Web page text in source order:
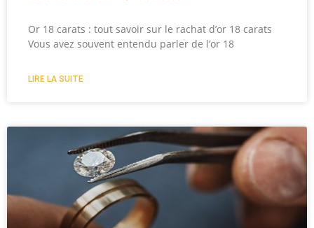
Or 18 carats : tout savoir sur le rachat d’or 18 carats
Vous avez souvent entendu parler de l’or 18
LIRE LA SUITE